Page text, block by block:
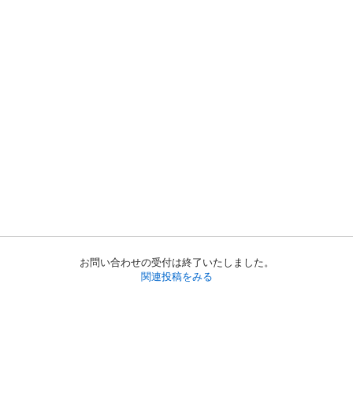
お問い合わせの受付は終了いたしました。
関連投稿をみる